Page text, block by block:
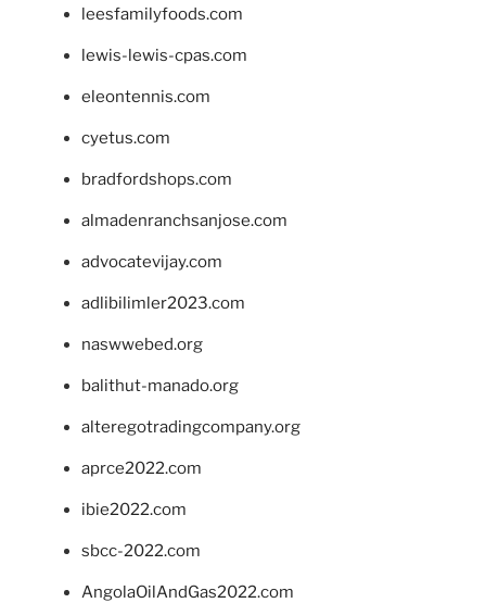
leesfamilyfoods.com
lewis-lewis-cpas.com
eleontennis.com
cyetus.com
bradfordshops.com
almadenranchsanjose.com
advocatevijay.com
adlibilimler2023.com
naswwebed.org
balithut-manado.org
alteregotradingcompany.org
aprce2022.com
ibie2022.com
sbcc-2022.com
AngolaOilAndGas2022.com